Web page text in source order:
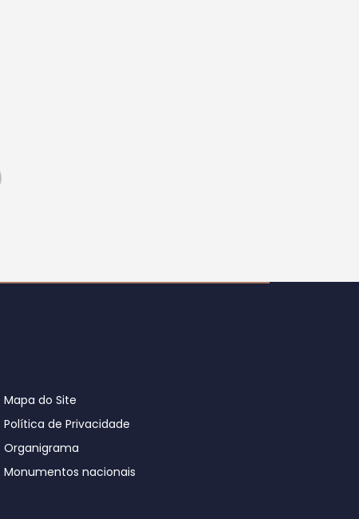
Mapa do Site
Política de Privacidade
Organigrama
Monumentos nacionais